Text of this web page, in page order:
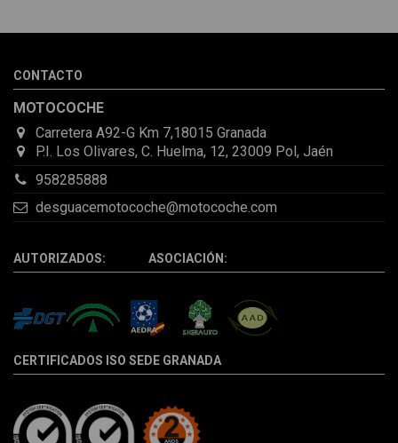
la pieza llegó correcta y bien embalada, además de llegarme 2
CONTACTO
MOTOCOCHE
Carretera A92-G Km 7,18015 Granada
P.I. Los Olivares, C. Huelma, 12, 23009 Pol, Jaén
958285888
desguacemotocoche@motocoche.com
AUTORIZADOS: ASOCIACIÓN:
CERTIFICADOS ISO SEDE GRANADA